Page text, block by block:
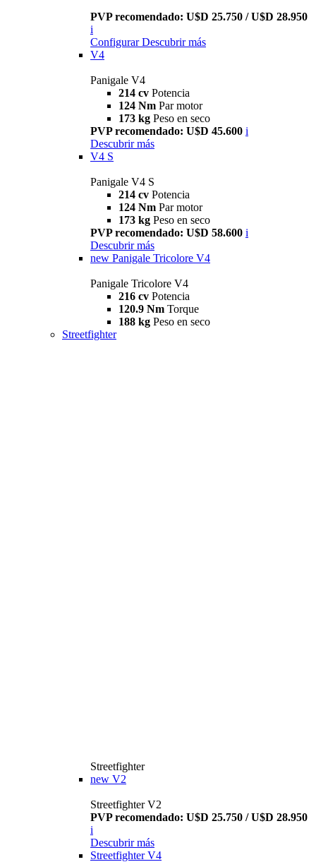
PVP recomendado: U$D 25.750 / U$D 28.950
i
Configurar Descubrir más
V4
Panigale V4
214 cv Potencia
124 Nm Par motor
173 kg Peso en seco
PVP recomendado: U$D 45.600 i
Descubrir más
V4 S
Panigale V4 S
214 cv Potencia
124 Nm Par motor
173 kg Peso en seco
PVP recomendado: U$D 58.600 i
Descubrir más
new Panigale Tricolore V4
Panigale Tricolore V4
216 cv Potencia
120.9 Nm Torque
188 kg Peso en seco
Streetfighter
Streetfighter
new V2
Streetfighter V2
PVP recomendado: U$D 25.750 / U$D 28.950
i
Descubrir más
Streetfighter V4